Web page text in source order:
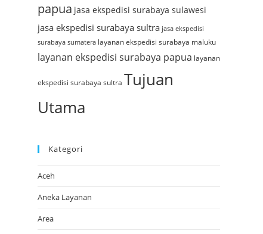
papua jasa ekspedisi surabaya sulawesi
jasa ekspedisi surabaya sultra jasa ekspedisi
surabaya sumatera layanan ekspedisi surabaya maluku
layanan ekspedisi surabaya papua layanan
ekspedisi surabaya sultra Tujuan
Utama
Kategori
Aceh
Aneka Layanan
Area